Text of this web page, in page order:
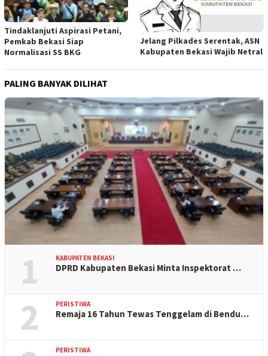
Tindaklanjuti Aspirasi Petani,
Pemkab Bekasi Siap
Normalisasi SS BKG
Jelang Pilkades Serentak, ASN
Kabupaten Bekasi Wajib Netral
PALING BANYAK DILIHAT
1 KABUPATEN BEKASI
DPRD Kabupaten Bekasi Minta Inspektorat …
2 PERISTIWA
Remaja 16 Tahun Tewas Tenggelam di Bendu…
PERISTIWA